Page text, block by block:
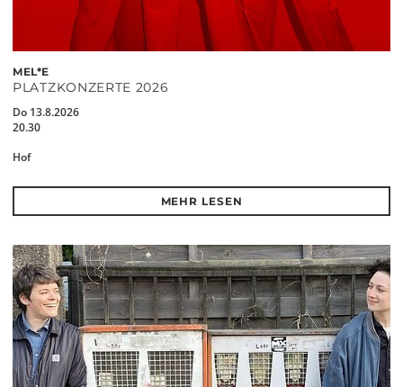
MEL*E
PLATZKONZERTE 2026
Do 13.8.2026
20.30
Hof
MEHR LESEN